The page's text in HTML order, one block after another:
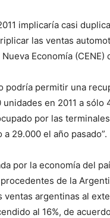
implicaría casi
las ventas
Economía
podría permitir una
en 2011 a
por las
29.000 el año pasado”.
por la economía del
de la
ventas argentinas al
al 16%, de